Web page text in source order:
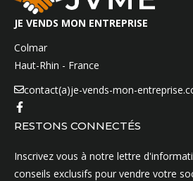
JE VENDS MON ENTREPRISE
Colmar
Haut-Rhin - France
contact(a)je-vends-mon-
RESTONS CONNECTÉS
Inscrivez vous à notre lettre
conseils exclusifs pour vendre votre